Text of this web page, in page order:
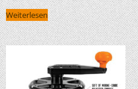
Weiterlesen